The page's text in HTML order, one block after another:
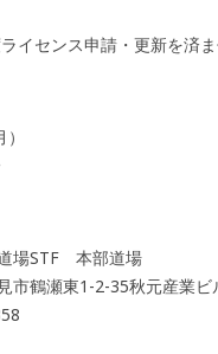
イセンス申請・更新を済
場STF 本部道場
市鶴瀬東1-2-35秋元産業ビ